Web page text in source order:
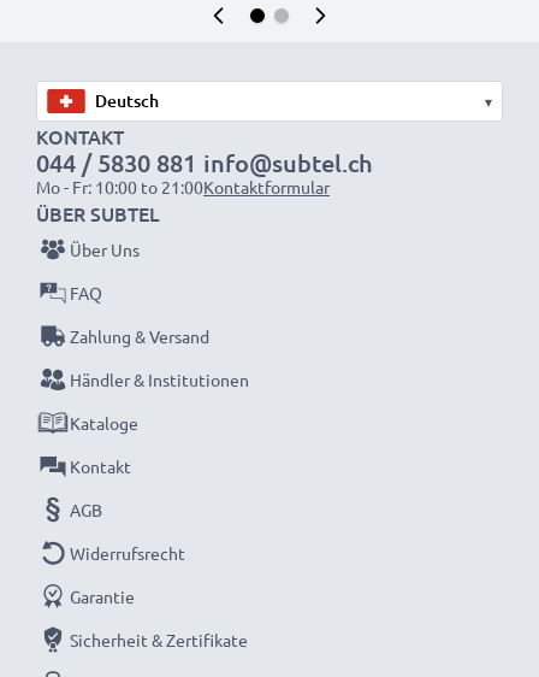
▾
KONTAKT
044 / 5830 881
Mo - Fr: 10:00 to 21:00
info@subtel.ch
Kontaktformular
ÜBER SUBTEL
Über Uns
FAQ
Zahlung & Versand
Händler & Institutionen
Kataloge
Kontakt
AGB
Widerrufsrecht
Garantie
Sicherheit & Zertifikate